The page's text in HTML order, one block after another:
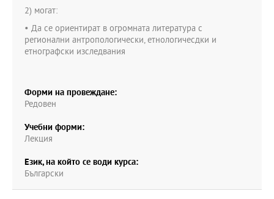
2) могат:
• Да се ориентират в огромната литература с
регионални антропологически, етнологичесдки и
етнографски изследвания
Форми на провеждане:
Редовен
Учебни форми:
Лекция
Език, на който се води курса:
Български